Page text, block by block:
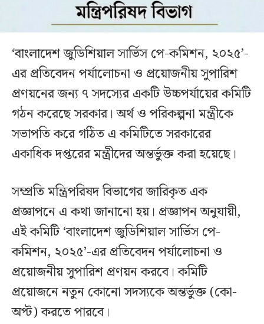
‘বাংলাদেশ জুডিশিয়াল সার্ভিস পে-কমিশন, ২০২৫’-
এর প্রতিবেদন পর্যালোচনা ও প্রয়োজনীয় সুপারিশ
প্রণয়নের জন্য ৭ সদস্যের একটি উচ্চপর্যায়ের কমিটি
গঠন করেছে সরকার। অর্থ ও পরিকল্পনা মন্ত্রীকে
সভাপতি করে গঠিত এ কমিটিতে সরকারের
একাধিক দপ্তরের মন্ত্রীদের অন্তর্ভুক্ত করা হয়েছে।
সম্প্রতি মন্ত্রিপরিষদ বিভাগের জারিকৃত এক
প্রজ্ঞাপনে এ কথা জানানো হয়। প্রজ্ঞাপন অনুযায়ী,
এই কমিটি ‘বাংলাদেশ জুডিশিয়াল সার্ভিস পে-
কমিশন, ২০২৫’-এর প্রতিবেদন পর্যালোচনা ও
প্রয়োজনীয় সুপারিশ প্রণয়ন করবে। কমিটি
প্রয়োজনে নতুন কোনো সদস্যকে অন্তর্ভুক্ত (কো-
অপ্ট) করতে পারবে।